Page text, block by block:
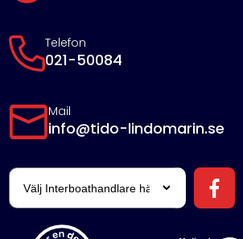
Telefon
021-50084
Mail
info@tido-lindomarin.se